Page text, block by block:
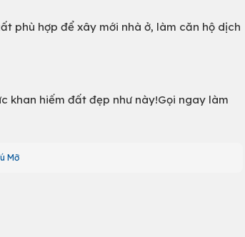
phù hợp để xây mới nhà ở, làm căn hộ dịch
khan hiếm đất đẹp như này!Gọi ngay làm
Mỡ